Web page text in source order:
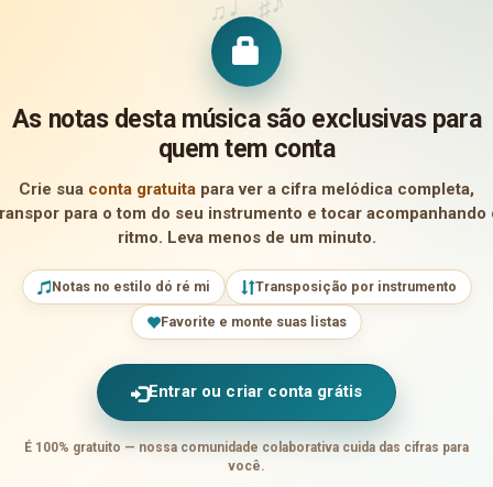
♫ ♯
As notas desta música são exclusivas para
quem tem conta
Crie sua conta gratuita para ver a cifra melódica completa,
para o tom do seu instrumento e tocar acompanhando
ritmo. Leva menos de um minuto.
Notas no estilo dó ré mi Transposição por instrumento
Favorite e monte suas listas
Entrar ou criar conta grátis
É 100% gratuito — nossa comunidade colaborativa cuida das cifras para
você.